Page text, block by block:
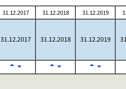
31.12.2017 31.12.2018 31.12.2019
31.12.2017 31.12.2018 31.12.2019